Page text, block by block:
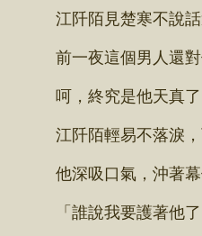
江阡陌見楚寒不說話
前一夜這個男人還對
呵，終究是他天真了
江阡陌輕易不落淚，
他深吸口氣，沖著幕
「誰說我要護著他了